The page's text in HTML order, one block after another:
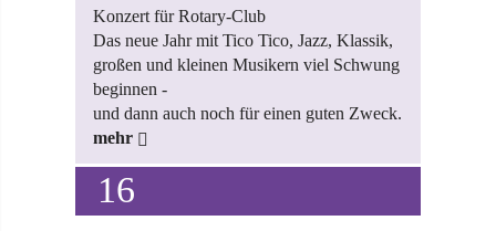
Konzert für Rotary-Club
Das neue Jahr mit Tico Tico, Jazz, Klassik,
großen und kleinen Musikern viel Schwung
beginnen -
und dann auch noch für einen guten Zweck.
mehr
16